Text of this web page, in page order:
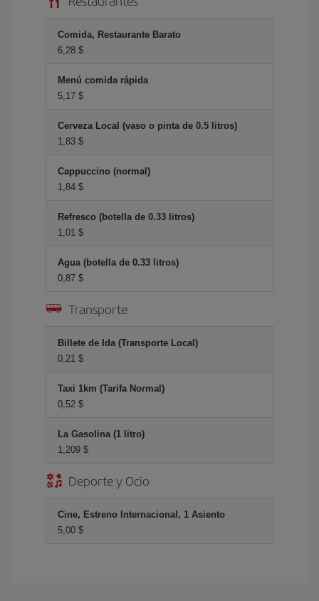
Comida, Restaurante Barato
6,28 $
Menú comida rápida
5,17 $
Cerveza Local (vaso o pinta de 0.5 litros)
1,83 $
Cappuccino (normal)
1,84 $
Refresco (botella de 0.33 litros)
1,01 $
Agua (botella de 0.33 litros)
0,87 $
Transporte
Billete de Ida (Transporte Local)
0,21 $
Taxi 1km (Tarifa Normal)
0,52 $
La Gasolina (1 litro)
1,209 $
Deporte y Ocio
Cine, Estreno Internacional, 1 Asiento
5,00 $